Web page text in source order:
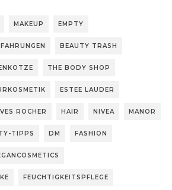
MAKEUP EMPTY
BEAUTY TRASH
THE BODY SHOP
ESTEE LAUDER
ROCHER HAIR NIVEA MANOR
TIPPS DM FASHION
FEUCHTIGKEITSPFLEGE